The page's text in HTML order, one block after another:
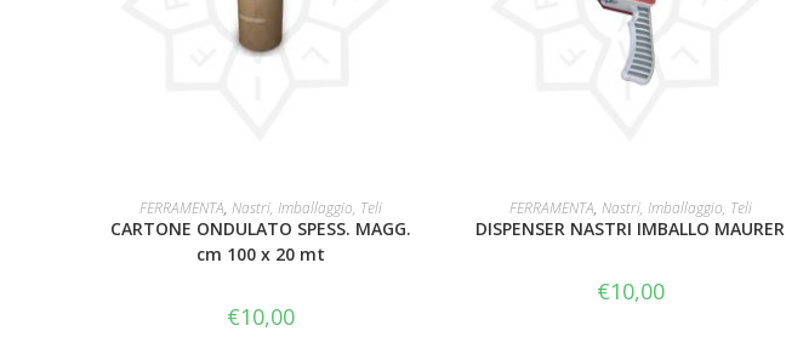
LEGGI TUTTO
FERRAMENTA, Nastri, Imballaggio, Teli
CARTONE ONDULATO SPESS. MAGG.
cm 100 x 20 mt
€10,00
AGGIUNGI AL CARRELLO
FERRAMENTA, Nastri, Imballaggio, Teli
DISPENSER NASTRI IMBALLO MAURER
€10,00